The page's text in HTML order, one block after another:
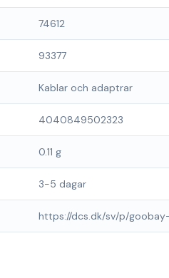
74612
93377
Kablar och adaptrar
4040849502323
0.11 g
3-5 dagar
https://dcs.dk/sv/p/